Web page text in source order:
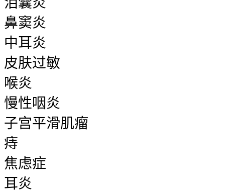
鼻窦炎
中耳炎
皮肤过敏
喉炎
慢性咽炎
子宫平滑肌瘤
痔
焦虑症
耳炎